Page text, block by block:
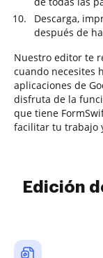
Descarga,
después de
Nuestro editor te
cuando necesites
aplicaciones de
disfruta de la
que tiene
facilitar tu trabajo
Edición